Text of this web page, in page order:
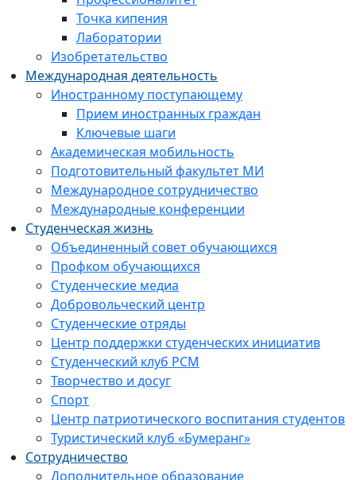
Точка кипения
Лаборатории
Изобретательство
Международная деятельность
Иностранному поступающему
Прием иностранных граждан
Ключевые шаги
Академическая мобильность
Подготовительный факультет МИ
Международное сотрудничество
Международные конференции
Студенческая жизнь
Объединенный совет обучающихся
Профком обучающихся
Студенческие медиа
Добровольческий центр
Студенческие отряды
Центр поддержки студенческих инициатив
Студенческий клуб РСМ
Творчество и досуг
Спорт
Центр патриотического воспитания студентов
Туристический клуб «Бумеранг»
Сотрудничество
Дополнительное образование